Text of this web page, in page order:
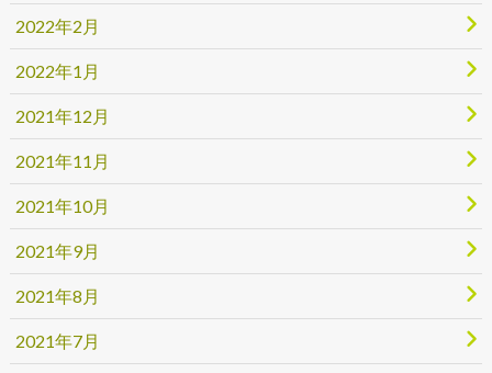
2022年2月
2022年1月
2021年12月
2021年11月
2021年10月
2021年9月
2021年8月
2021年7月